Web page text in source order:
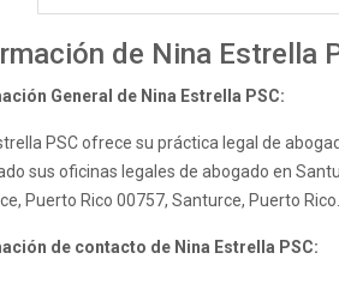
de Nina Estrella
General de Nina Estrella PSC:
PSC ofrece su práctica legal de
sus oficinas legales de abogado en
Puerto Rico 00757, Santurce, Puerto Rico.
de contacto de Nina Estrella PSC: